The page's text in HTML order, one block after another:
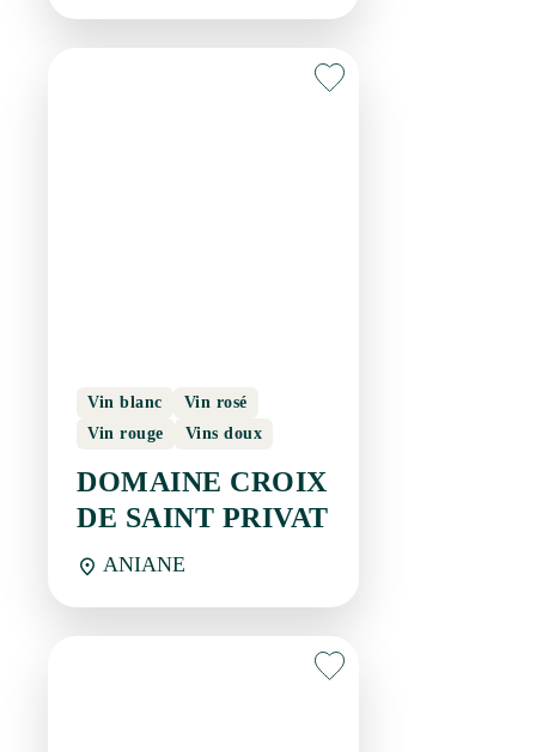
Vin blanc
Vin rosé
Vin rouge
Vins doux
DOMAINE CROIX DE
SAINT PRIVAT
ANIANE